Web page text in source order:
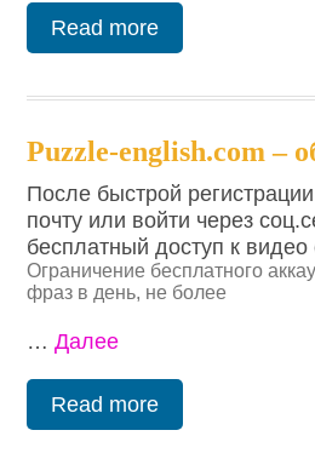
Read more
Puzzle-english.com –
После быстрой
почту или войти через
бесплатный доступ к видео
Ограничение бесплатного
фраз в день, не более
…Далее
Read more